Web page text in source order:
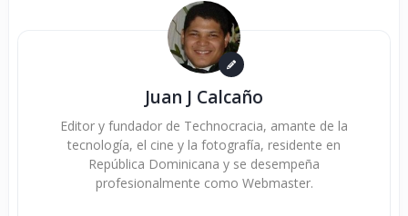
Juan J Calcaño
Editor y fundador de Technocracia, amante de la
tecnología, el cine y la fotografía, residente en
República Dominicana y se desempeña
profesionalmente como Webmaster.